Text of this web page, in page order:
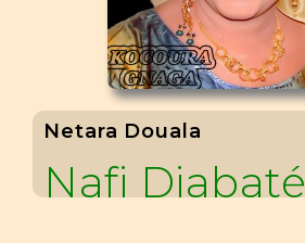
Netara Douala
Nafi Diabaté